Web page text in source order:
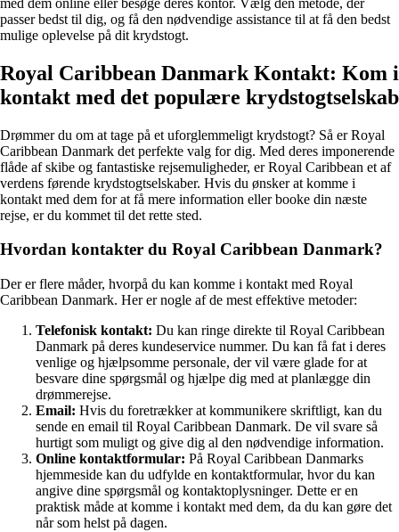
med dem online eller besøge deres kontor. Vælg den metode, der
passer bedst til dig, og få den nødvendige assistance til at få den bedst
mulige oplevelse på dit krydstogt.
Royal Caribbean Danmark Kontakt: Kom i
kontakt med det populære krydstogtselskab
Drømmer du om at tage på et uforglemmeligt krydstogt? Så er Royal
Caribbean Danmark det perfekte valg for dig. Med deres imponerende
flåde af skibe og fantastiske rejsemuligheder, er Royal Caribbean et af
verdens førende krydstogtselskaber. Hvis du ønsker at komme i
kontakt med dem for at få mere information eller booke din næste
rejse, er du kommet til det rette sted.
Hvordan kontakter du Royal Caribbean Danmark?
Der er flere måder, hvorpå du kan komme i kontakt med Royal
Caribbean Danmark. Her er nogle af de mest effektive metoder:
Telefonisk kontakt: Du kan ringe direkte til Royal Caribbean
Danmark på deres kundeservice nummer. Du kan få fat i deres
venlige og hjælpsomme personale, der vil være glade for at
besvare dine spørgsmål og hjælpe dig med at planlægge din
drømmerejse.
Email: Hvis du foretrækker at kommunikere skriftligt, kan du
sende en email til Royal Caribbean Danmark. De vil svare så
hurtigt som muligt og give dig al den nødvendige information.
Online kontaktformular: På Royal Caribbean Danmarks
hjemmeside kan du udfylde en kontaktformular, hvor du kan
angive dine spørgsmål og kontaktoplysninger. Dette er en
praktisk måde at komme i kontakt med dem, da du kan gøre det
når som helst på dagen.